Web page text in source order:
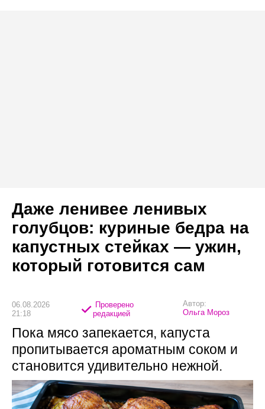
Даже ленивее ленивых
голубцов: куриные бедра на
капустных стейках — ужин,
который готовится сам
06.08.2026
21:18
Проверено
редакцией
Автор:
Ольга Мороз
Пока мясо запекается, капуста
пропитывается ароматным соком и
становится удивительно нежной.